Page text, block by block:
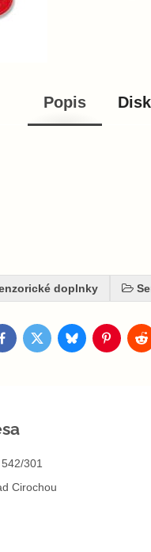
Popis
doplnky
FacebookTwitterBluesky
301
Cirochou